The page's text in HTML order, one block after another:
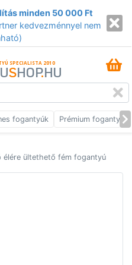
minden 50 000 Ft
kedvezménnyel nem
SPECIALISTA 2010
SHOP.HU
fogantyúk Prémium fogantyúk
élére ültethető fém fogantyú